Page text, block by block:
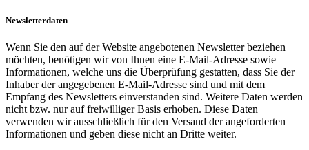
Newsletterdaten
Wenn Sie den auf der Website angebotenen Newsletter beziehen
möchten, benötigen wir von Ihnen eine E-Mail-Adresse sowie
Informationen, welche uns die Überprüfung gestatten, dass Sie der
Inhaber der angegebenen E-Mail-Adresse sind und mit dem
Empfang des Newsletters einverstanden sind. Weitere Daten werden
nicht bzw. nur auf freiwilliger Basis erhoben. Diese Daten
verwenden wir ausschließlich für den Versand der angeforderten
Informationen und geben diese nicht an Dritte weiter.